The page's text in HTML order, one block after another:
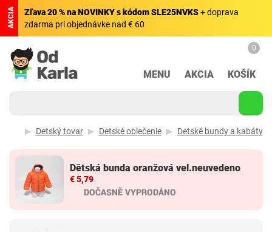
AKCIA Zľava 20 % na NOVINKY s kódom SLE25NVKS+ doprava
zdarma pri objednávke nad € 60
MENU AKCIA
0
KOŠÍK
Detský tovar Detské oblečenie Detské bundy a kabáty
Dětská bunda oranžová vel.neuvedeno
€ 5,79